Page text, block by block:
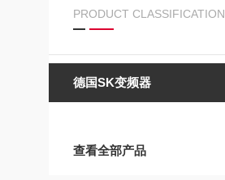
PRODUCT CLASSIFICATION
德国SK变频器
查看全部产品